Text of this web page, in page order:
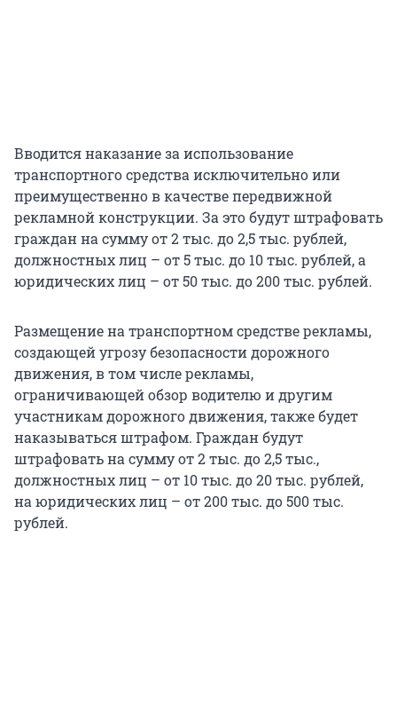
Вводится наказание за использование
транспортного средства исключительно или
преимущественно в качестве передвижной
рекламной конструкции. За это будут штрафовать
граждан на сумму от 2 тыс. до 2,5 тыс. рублей,
должностных лиц – от 5 тыс. до 10 тыс. рублей, а
юридических лиц – от 50 тыс. до 200 тыс. рублей.
Размещение на транспортном средстве рекламы,
создающей угрозу безопасности дорожного
движения, в том числе рекламы,
ограничивающей обзор водителю и другим
участникам дорожного движения, также будет
наказываться штрафом. Граждан будут
штрафовать на сумму от 2 тыс. до 2,5 тыс.,
должностных лиц – от 10 тыс. до 20 тыс. рублей,
на юридических лиц – от 200 тыс. до 500 тыс.
рублей.